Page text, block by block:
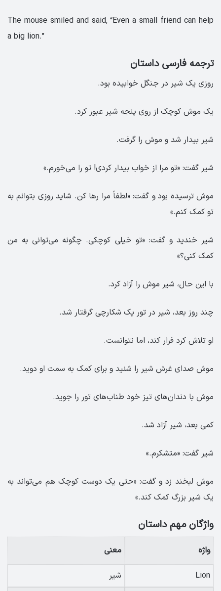
The mouse smiled and said, “Even a small friend can help
a big lion.”
ترجمه فارسی داستان
روزی یک شیر در جنگل خوابیده بود.
یک موش کوچک از روی پنجه شیر عبور کرد.
شیر بیدار شد و موش را گرفت.
شیر گفت: «تو مرا از خواب بیدار کردی! تو را می‌خورم.»
موش ترسیده بود و گفت: «لطفاً مرا رها کن. شاید روزی بتوانم به
تو کمک کنم.»
شیر خندید و گفت: «تو خیلی کوچکی. چگونه می‌توانی به من
کمک کنی؟»
با این حال، شیر موش را آزاد کرد.
چند روز بعد، شیر در تور یک شکارچی گرفتار شد.
او تلاش کرد فرار کند، اما نتوانست.
موش صدای غرش شیر را شنید و برای کمک به سمت او دوید.
موش با دندان‌های تیز خود طناب‌های تور را جوید.
کمی بعد، شیر آزاد شد.
شیر گفت: «متشکرم.»
موش لبخند زد و گفت: «حتی یک دوست کوچک هم می‌تواند به
یک شیر بزرگ کمک کند.»
واژگان مهم داستان
واژه معنی
Lion شیر